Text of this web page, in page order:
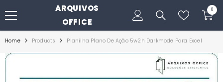
PULAR PARA O CONTEÚDO
ARQUIVOS
OFFICE
00
itens
Home Products Planilha Plano De Ação 5w2h Darkmode Para Excel